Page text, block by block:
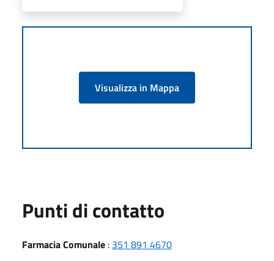
Visualizza in Mappa
Punti di contatto
Farmacia Comunale : 351 891 4670